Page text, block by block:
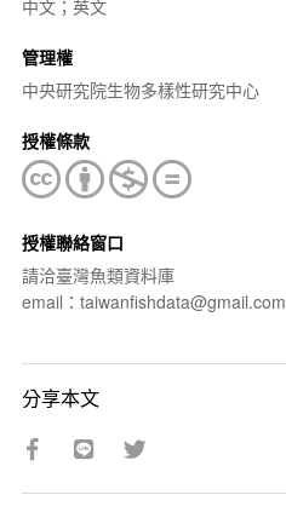
中文；英文
管理權
中央研究院生物多樣性研究中心
授權條款
授權聯絡窗口
請洽臺灣魚類資料庫
email：taiwanfishdata@gmail.com
分享本文